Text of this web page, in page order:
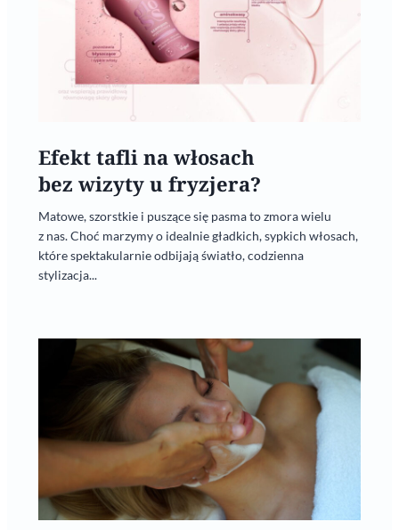
Efekt tafli na włosach
bez wizyty u fryzjera?
Matowe, szorstkie i puszące się pasma to zmora wielu
z nas. Choć marzymy o idealnie gładkich, sypkich włosach,
które spektakularnie odbijają światło, codzienna
stylizacja...